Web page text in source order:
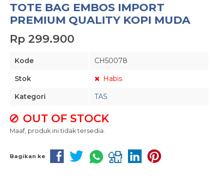
TOTE BAG EMBOS IMPORT
PREMIUM QUALITY KOPI MUDA
Rp 299.900
Kode CH50078
Stok Habis
Kategori TAS
OUT OF STOCK
Maaf, produk ini tidak tersedia.
Bagikan ke